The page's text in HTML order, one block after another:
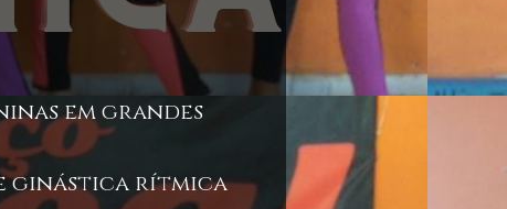
em grandes
ginástica rítmica